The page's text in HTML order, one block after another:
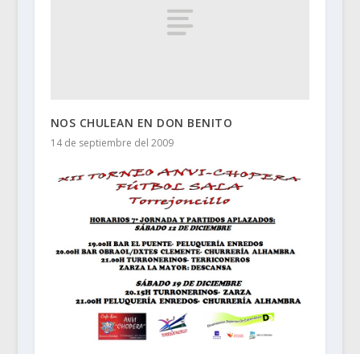
NOS CHULEAN EN DON BENITO
14 de septiembre del 2009